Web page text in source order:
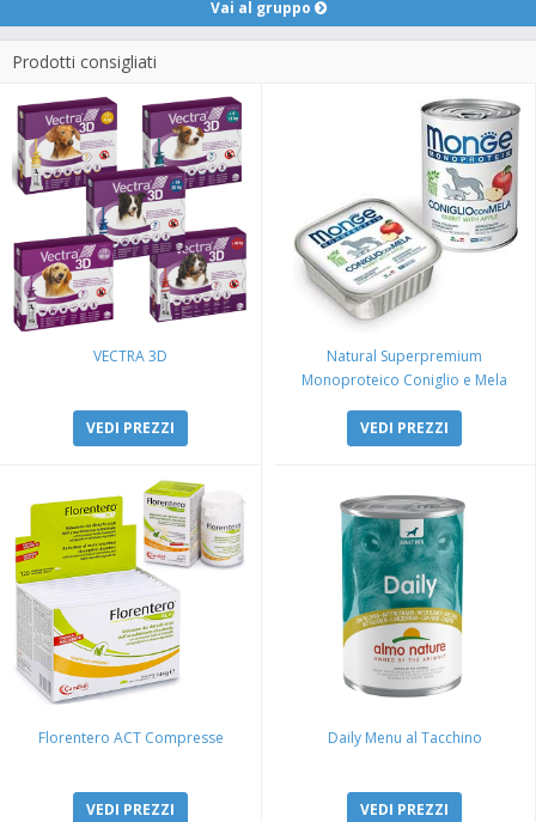
Vai al gruppo
Prodotti consigliati
VECTRA 3D
VEDI PREZZI
Natural Superpremium
Monoproteico Coniglio e Mela
VEDI PREZZI
Florentero ACT Compresse
VEDI PREZZI
Daily Menu al Tacchino
VEDI PREZZI